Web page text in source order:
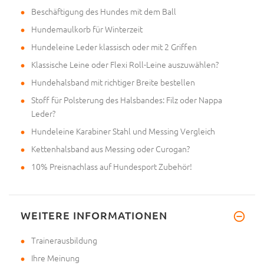
Beschäftigung des Hundes mit dem Ball
Hundemaulkorb für Winterzeit
Hundeleine Leder klassisch oder mit 2 Griffen
Klassische Leine oder Flexi Roll-Leine auszuwählen?
Hundehalsband mit richtiger Breite bestellen
Stoff für Polsterung des Halsbandes: Filz oder Nappa
Leder?
Hundeleine Karabiner Stahl und Messing Vergleich
Kettenhalsband aus Messing oder Curogan?
10% Preisnachlass auf Hundesport Zubehör!
WEITERE INFORMATIONEN
Trainerausbildung
Ihre Meinung